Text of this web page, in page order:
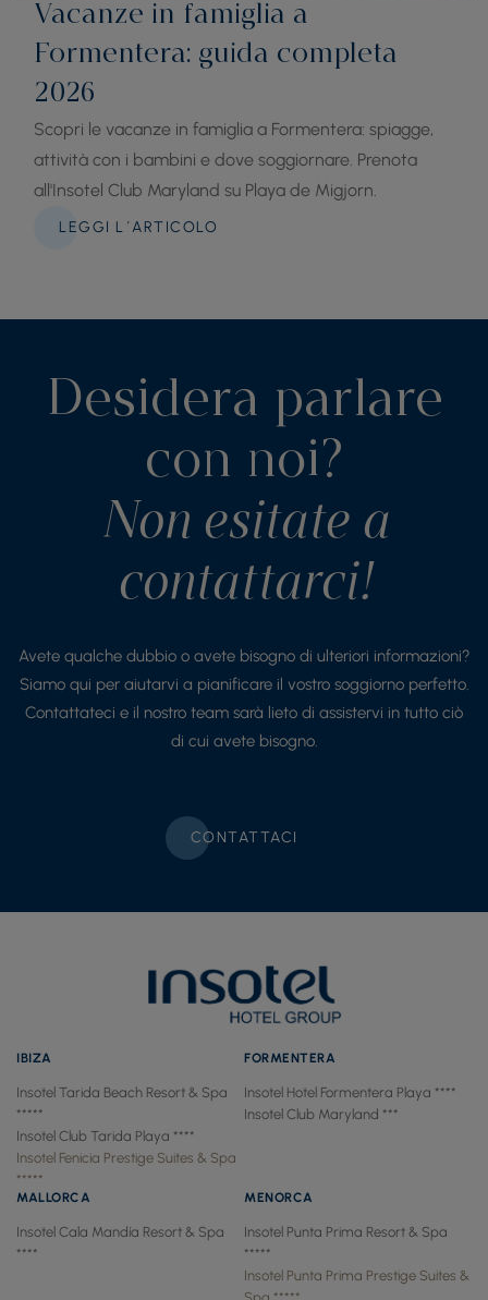
Vacanze in famiglia a
Formentera: guida completa
2026
Scopri le vacanze in famiglia a Formentera: spiagge,
attività con i bambini e dove soggiornare. Prenota
all'Insotel Club Maryland su Playa de Migjorn.
LEGGI L´ARTICOLO
Desidera parlare
con noi?
Non esitate a
contattarci!
Avete qualche dubbio o avete bisogno di ulteriori informazioni?
Siamo qui per aiutarvi a pianificare il vostro soggiorno perfetto.
Contattateci e il nostro team sarà lieto di assistervi in tutto ciò
di cui avete bisogno.
CONTATTACI
IBIZA
Insotel Tarida Beach Resort & Spa
*****
Insotel Club Tarida Playa ****
Insotel Fenicia Prestige Suites & Spa
*****
FORMENTERA
Insotel Hotel Formentera Playa ****
Insotel Club Maryland ***
MALLORCA
Insotel Cala Mandía Resort & Spa
****
MENORCA
Insotel Punta Prima Resort & Spa
*****
Insotel Punta Prima Prestige Suites &